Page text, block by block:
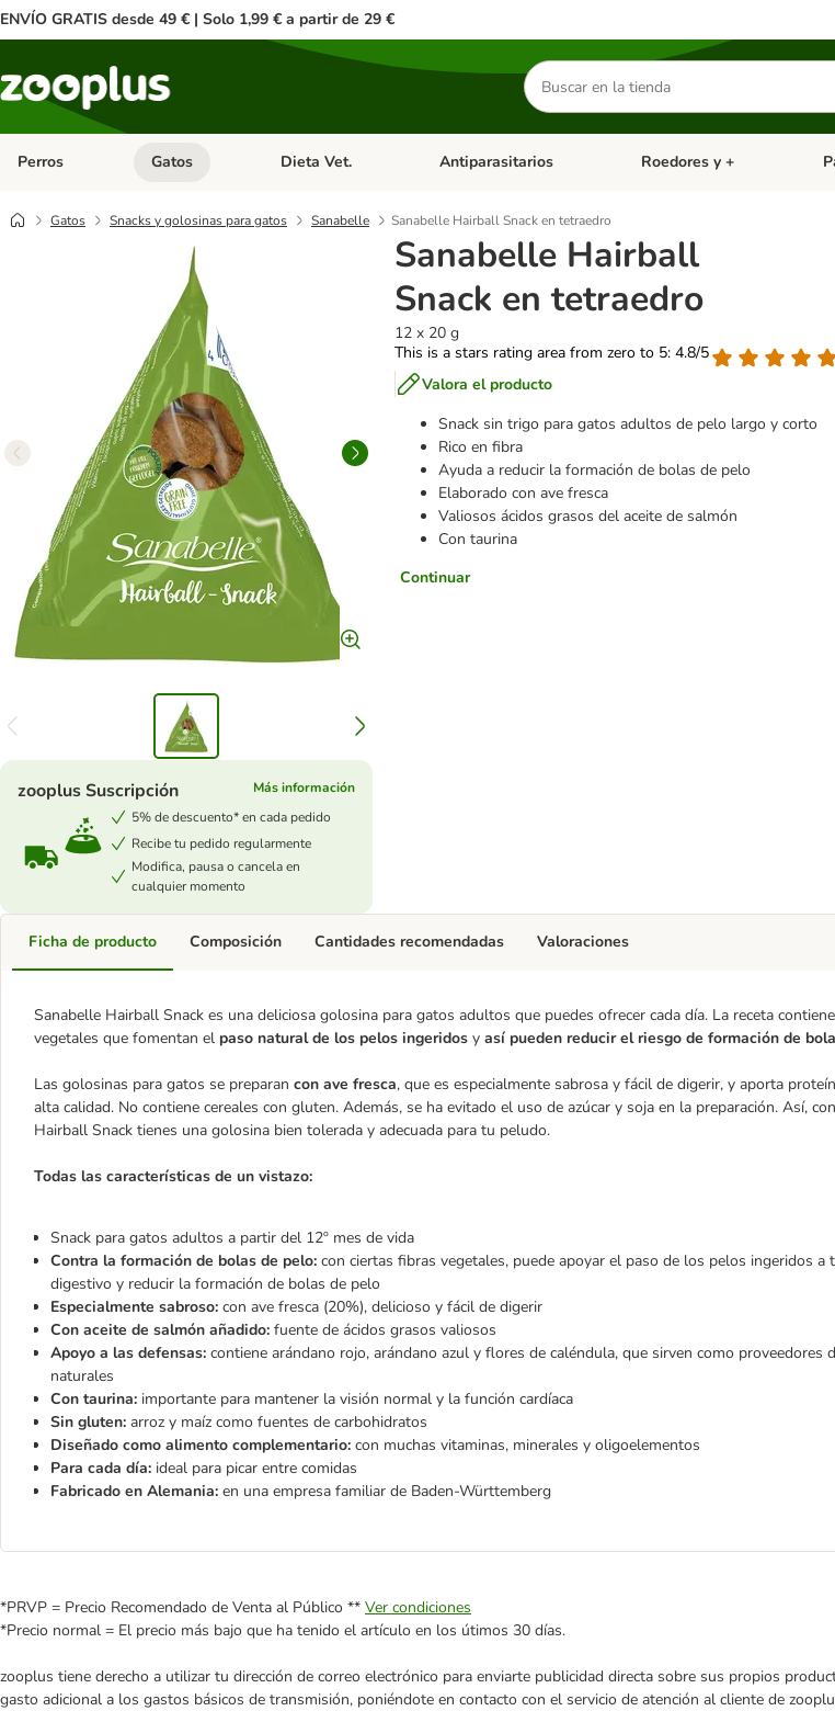
ENVÍO GRATIS desde 49 € | Solo 1,99 € a partir de 29 €
Buscar
productos
Perros Menú de categoria abierto: Perros
Gatos Menú de categoria abierto: Gatos
Dieta Vet. Menú de categoria abierto: Dieta Vet.
Antiparasitarios Menú de categoria abierto:
Roedores y +
Gatos Snacks y golosinas para gatos Sanabelle Sanabelle Hairball Snack en tetraedro
Sanabelle Hairball
Snack en tetraedro
12 x 20 g
This is a stars rating area from zero to 5: 4.8/5
Valora el producto
Snack sin trigo para gatos adultos de pelo largo y corto
Rico en fibra
Ayuda a reducir la formación de bolas de pelo
Elaborado con ave fresca
Valiosos ácidos grasos del aceite de salmón
Con taurina
Continuar
zooplus Suscripción
Más información
5% de descuento* en cada pedido
Recibe tu pedido regularmente
Modifica, pausa o cancela en
cualquier momento
Ficha de producto
Sanabelle Hairball Snack es una deliciosa golosina para gatos adultos que puedes ofrecer cada día. La receta
vegetales que fomentan el paso natural de los pelos ingeridos y así pueden reducir el riesgo de formación de
Las golosinas para gatos se preparan con ave fresca, que es especialmente sabrosa y fácil de digerir, y aporta
alta calidad. No contiene cereales con gluten. Además, se ha evitado el uso de azúcar y soja en la preparación. Así,
Hairball Snack tienes una golosina bien tolerada y adecuada para tu peludo.
Todas las características de un vistazo:
Snack para gatos adultos a partir del 12º mes de vida
Contra la formación de bolas de pelo: con ciertas fibras vegetales, puede apoyar el paso de los pelos ingeridos a
digestivo y reducir la formación de bolas de pelo
Especialmente sabroso: con ave fresca (20%), delicioso y fácil de digerir
Con aceite de salmón añadido: fuente de ácidos grasos valiosos
Apoyo a las defensas: contiene arándano rojo, arándano azul y flores de caléndula, que sirven como proveedores
naturales
Con taurina: importante para mantener la visión normal y la función cardíaca
Sin gluten: arroz y maíz como fuentes de carbohidratos
Diseñado como alimento complementario: con muchas vitaminas, minerales y oligoelementos
Para cada día: ideal para picar entre comidas
Fabricado en Alemania: en una empresa familiar de Baden-Württemberg
Composición Cantidades recomendadas Valoraciones
*PRVP = Precio Recomendado de Venta al Público ** Ver condiciones
*Precio normal = El precio más bajo que ha tenido el artículo en los útimos 30 días.
zooplus tiene derecho a utilizar tu dirección de correo electrónico para enviarte publicidad directa sobre sus propios
gasto adicional a los gastos básicos de transmisión, poniéndote en contacto con el servicio de atención al cliente de